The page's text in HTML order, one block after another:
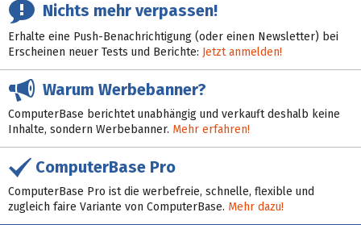
Nichts mehr verpassen!
Erhalte eine Push-Benachrichtigung (oder einen Newsletter) bei
Erscheinen neuer Tests und Berichte: Jetzt anmelden!
Warum Werbebanner?
ComputerBase berichtet unabhängig und verkauft deshalb keine
Inhalte, sondern Werbebanner. Mehr erfahren!
ComputerBase Pro
ComputerBase Pro ist die werbefreie, schnelle, flexible und
zugleich faire Variante von ComputerBase. Mehr dazu!